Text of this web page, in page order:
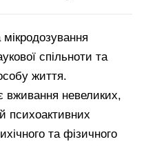
спільноти та
життя.
вживання невеликих,
психоактивних
та фізичного